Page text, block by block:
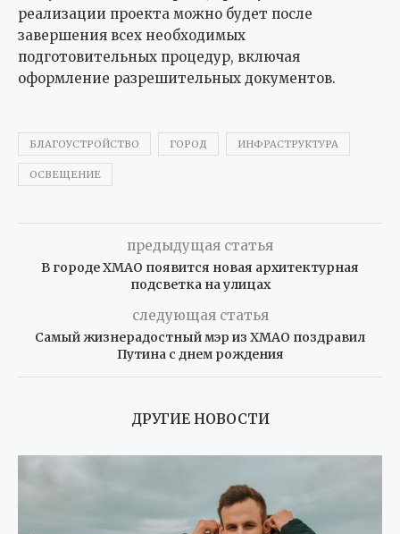
реализации проекта можно будет после
завершения всех необходимых
подготовительных процедур, включая
оформление разрешительных документов.
БЛАГОУСТРОЙСТВО ГОРОД ИНФРАСТРУКТУРА
ОСВЕЩЕНИЕ
предыдущая статья
В городе ХМАО появится новая архитектурная
подсветка на улицах
следующая статья
Самый жизнерадостный мэр из ХМАО поздравил
Путина с днем рождения
ДРУГИЕ НОВОСТИ